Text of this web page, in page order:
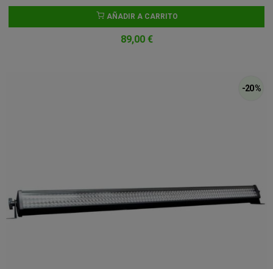
AÑADIR A CARRITO
89,00 €
-20 %